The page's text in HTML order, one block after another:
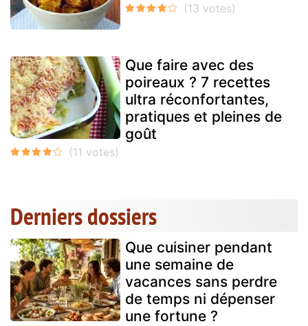
Que faire avec des
poireaux ? 7 recettes
ultra réconfortantes,
pratiques et pleines de
goût
Derniers dossiers
Que cuisiner pendant
une semaine de
vacances sans perdre
de temps ni dépenser
une fortune ?